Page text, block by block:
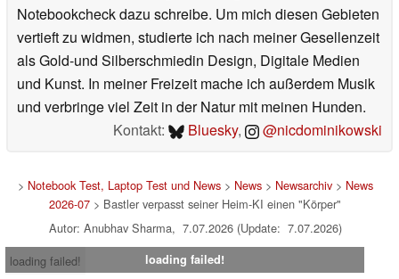
Notebookcheck dazu schreibe. Um mich diesen Gebieten
vertieft zu widmen, studierte ich nach meiner Gesellenzeit
als Gold-und Silberschmiedin Design, Digitale Medien
und Kunst. In meiner Freizeit mache ich außerdem Musik
und verbringe viel Zeit in der Natur mit meinen Hunden.
Kontakt:
Bluesky, @nicdominikowski
> Notebook Test, Laptop Test und News> News> Newsarchiv> News
2026-07 > Bastler verpasst seiner Heim-KI einen "Körper"
Autor: Anubhav Sharma, 7.07.2026 (Update: 7.07.2026)
loading failed!
loading failed!